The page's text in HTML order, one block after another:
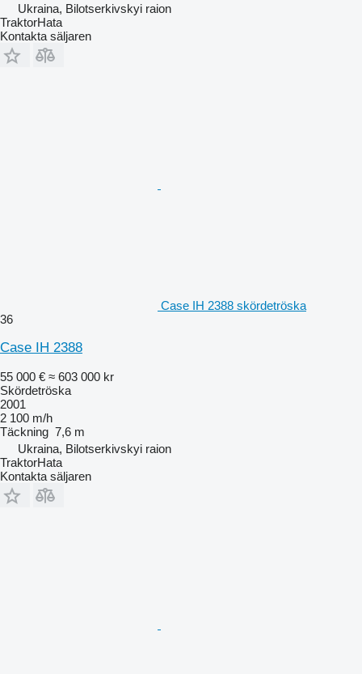
Ukraina, Bilotserkivskyi raion
TraktorHata
Kontakta säljaren
Case IH 2388 skördetröska
36
Case IH 2388
55 000 € ≈ 603 000 kr
Skördetröska
2001
2 100 m/h
Täckning 7,6 m
Ukraina, Bilotserkivskyi raion
TraktorHata
Kontakta säljaren